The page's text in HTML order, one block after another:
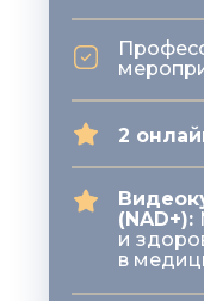
(NAD+):
и
в
2